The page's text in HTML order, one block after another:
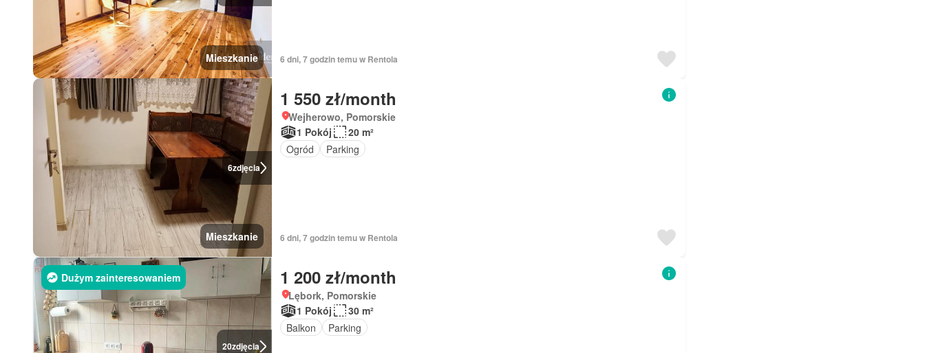
Mieszkanie 6 dni, 7 godzin temu w Rentola
6zdjęcia
Mieszkanie
1 550 zł/month
Wejherowo, Pomorskie
1 Pokój
20 m²
Ogród
Parking
6 dni, 7 godzin temu w Rentola
20zdjęcia
Dużym zainteresowaniem 1 200 zł/month
Lębork, Pomorskie
1 Pokój
30 m²
Balkon
Parking